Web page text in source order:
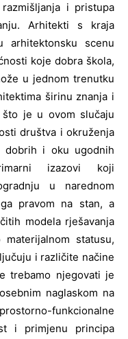
i pristupa
Arhitekti s kraja
arhitektonsku scenu
koje dobra škola,
u jednom trenutku
širinu znanja i
što je u ovom slučaju
društva i okruženja
dobrih i oku ugodnih
izazovi koji
u narednom
pravom na stan, a
modela rješavanja
statusu,
i različite načine
trebamo njegovati je
naglaskom na
funkcionalne
i primjenu principa